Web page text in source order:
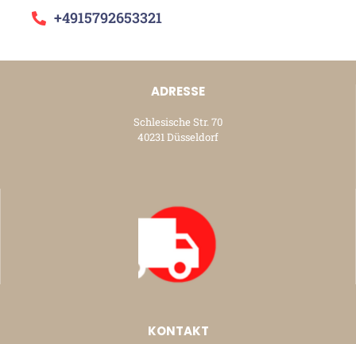
+4915792653321
ADRESSE
Schlesische Str. 70
40231 Düsseldorf
KONTAKT